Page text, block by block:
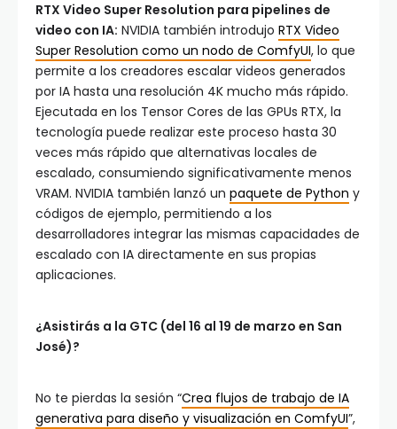
RTX Video Super Resolution para pipelines de
video con IA: NVIDIA también introdujo RTX Video
Super Resolution como un nodo de ComfyUI, lo que
permite a los creadores escalar videos generados
por IA hasta una resolución 4K mucho más rápido.
Ejecutada en los Tensor Cores de las GPUs RTX, la
tecnología puede realizar este proceso hasta 30
veces más rápido que alternativas locales de
escalado, consumiendo significativamente menos
VRAM. NVIDIA también lanzó un paquete de Python y
códigos de ejemplo, permitiendo a los
desarrolladores integrar las mismas capacidades de
escalado con IA directamente en sus propias
aplicaciones.
¿Asistirás a la GTC (del 16 al 19 de marzo en San
José)?
No te pierdas la sesión “Crea flujos de trabajo de IA
generativa para diseño y visualización en ComfyUI”,